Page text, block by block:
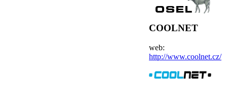
COOLNET
web:
http://www.coolnet.cz/